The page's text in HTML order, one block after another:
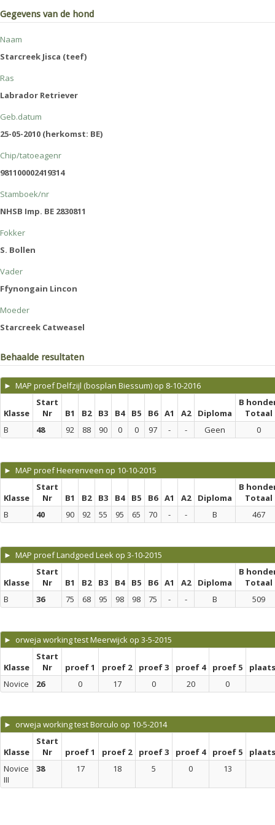
Gegevens van de hond
Naam
Starcreek Jisca (teef)
Ras
Labrador Retriever
Geb.datum
25-05-2010 (herkomst: BE)
Chip/tatoeagenr
981100002419314
Stamboek/nr
NHSB Imp. BE 2830811
Fokker
S. Bollen
Vader
Ffynongain Lincon
Moeder
Starcreek Catweasel
Behaalde resultaten
► MAP proef Delfzijl (bosplan Biessum) op 8-10-2016
Klasse
Start
Nr
B1 B2 B3 B4 B5 B6 A1 A2 Diploma
B
Totaal
B
48 92 88 90 0 0 97 - - Geen 0
► MAP proef Heerenveen op 10-10-2015
Klasse
Start
Nr
B1 B2 B3 B4 B5 B6 A1 A2 Diploma
B
Totaal
B
40 90 92 55 95 65 70 - - B 467
► MAP proef Landgoed Leek op 3-10-2015
Klasse
Start
Nr
B1 B2 B3 B4 B5 B6 A1 A2 Diploma
B
Totaal
B
36 75 68 95 98 98 75 - - B 509
► orweja working test Meerwijck op 3-5-2015
Klasse
Start
Nr
proef 1 proef 2 proef 3 proef 4 proef 5
Novice
26 0 17 0 20 0
► orweja working test Borculo op 10-5-2014
Klasse
Start
Nr
proef 1 proef 2 proef 3 proef 4 proef 5
Novice
III
38 17 18 5 0 13